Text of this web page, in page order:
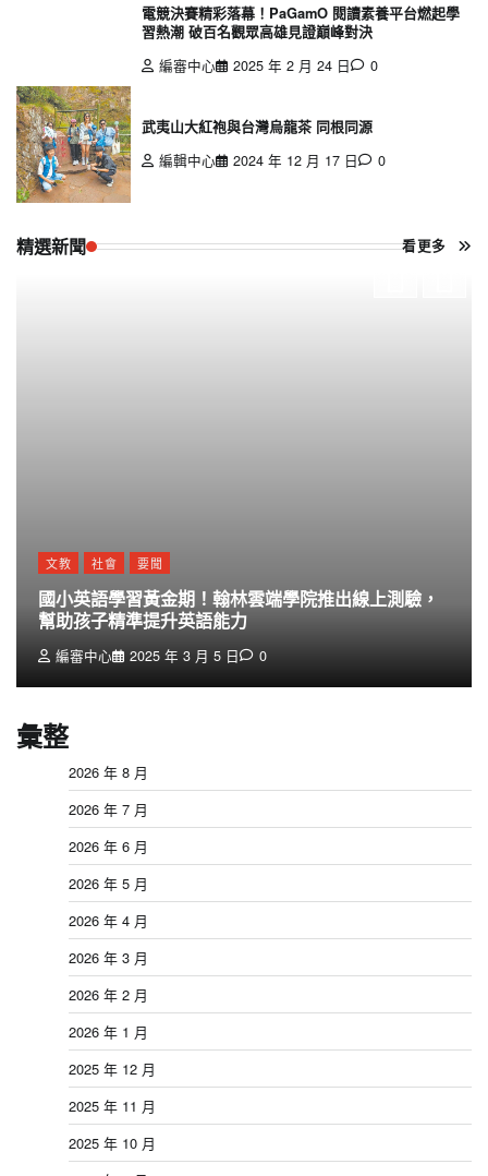
電競決賽精彩落幕！PaGamO 閱讀素養平台燃起學
習熱潮 破百名觀眾高雄見證巔峰對決
編審中心
2025 年 2 月 24 日 0
武夷山大紅袍與台灣烏龍茶 同根同源
編輯中心
2024 年 12 月 17 日 0
精選新聞 看更多
文教 社會 要聞
國小英語學習黃金期！翰林雲端學院推出線上測驗，
幫助孩子精準提升英語能力
編審中心 2025 年 3 月 5 日 0
彙整
2026 年 8 月
2026 年 7 月
2026 年 6 月
2026 年 5 月
2026 年 4 月
2026 年 3 月
2026 年 2 月
2026 年 1 月
2025 年 12 月
2025 年 11 月
2025 年 10 月